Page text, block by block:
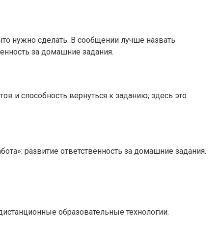
нужно сделать. В сообщении лучше назвать
за домашние задания.
и способность вернуться к заданию; здесь это
развитие ответственность за домашние задания.
образовательные технологии.